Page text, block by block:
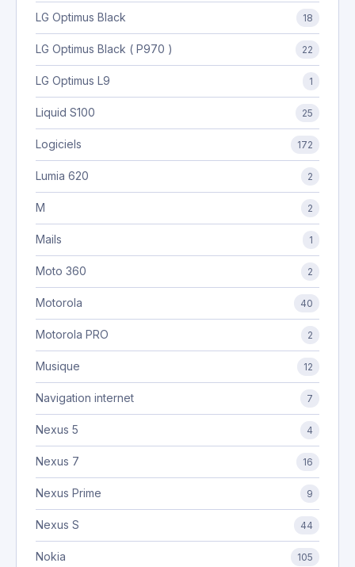
LG Optimus Black 18
LG Optimus Black ( P970 ) 22
LG Optimus L9 1
Liquid S100 25
Logiciels 172
Lumia 620 2
M 2
Mails 1
Moto 360 2
Motorola 40
Motorola PRO 2
Musique 12
Navigation internet 7
Nexus 5 4
Nexus 7 16
Nexus Prime 9
Nexus S 44
Nokia 105